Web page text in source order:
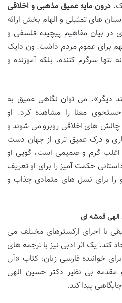
درون مایه عمیق مذهبی و اخلاقی
های تمثیلی و الهام بخش ارائه
در بیان مفاهیم پیچیده فلسفی و
برای عموم مردم داشت. ون دایک
تنها سرگرم کننده، بلکه آموزنده و
دیگر»، می توان نگاهی عمیق به
جستجوی معنا را مشاهده کرد. او
چالش های اخلاقی روبرو می شوند و
و درک عمیق تری از جهان دست
اغلب گرم و صمیمی است، گویی او
حکمت آمیز را برای او تعریف
را برای نسل های متمادی جذاب و
قمشه ای
با اجرای ارکسترهای مختلف می
کند، یک اثر ادبی نیز با ترجمه های
خواننده فارسی زبان، کتاب «آن
مقدمه بی نظیر دکتر حسین الهی
پیدا کند.